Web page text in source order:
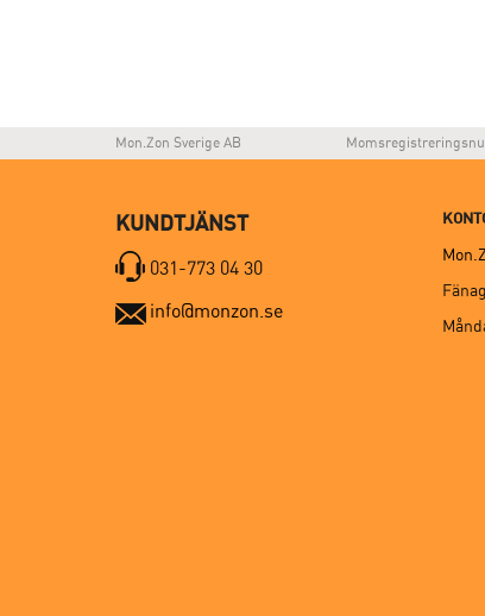
Mon.Zon Sverige AB
KUNDTJÄNST
031-773 04 30
info@monzon.se